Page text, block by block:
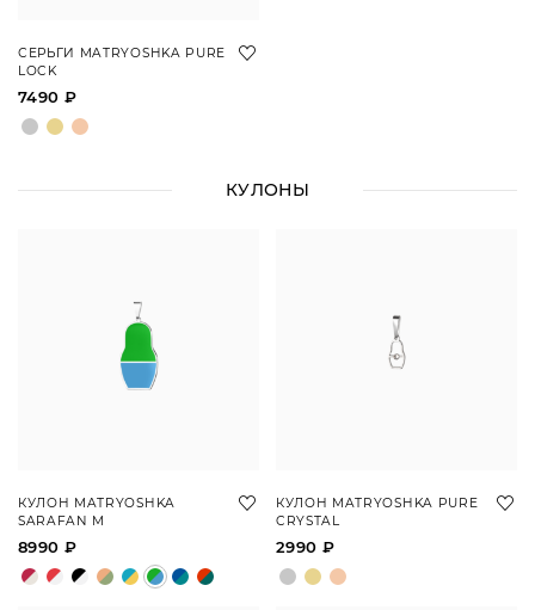
СЕРЬГИ MATRYOSHKA PURE
LOCK
7490 ₽
КУЛОНЫ
КУЛОН MATRYOSHKA
SARAFAN M
8990 ₽
КУЛОН MATRYOSHKA PURE
CRYSTAL
2990 ₽